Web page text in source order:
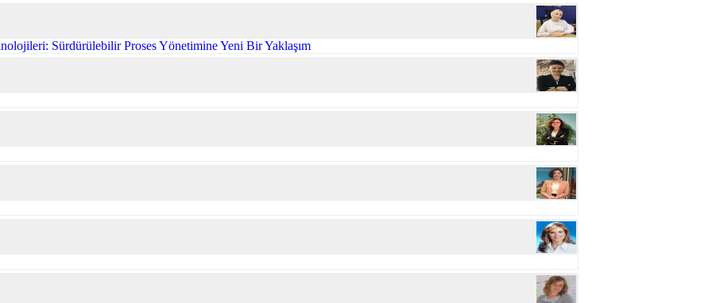
Sürdürülebilir Proses Yönetimine Yeni Bir Yaklaşım